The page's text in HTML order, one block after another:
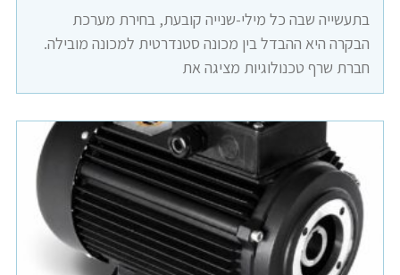
בתעשייה שבה כל מילי-שנייה קובעת, בחירת מערכת
הבקרה היא ההבדל בין מכונה סטנדרטית למכונה מובילה.
חברת שרף טכנולוגיות מציגה את